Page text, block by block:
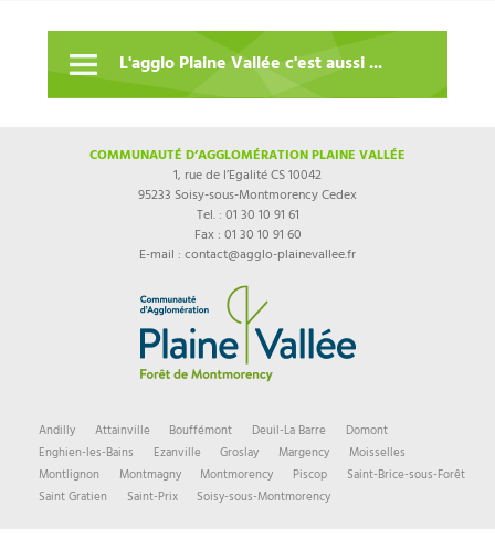
L'agglo Plaine Vallée c'est aussi ...
COMMUNAUTÉ D’AGGLOMÉRATION PLAINE VALLÉE
1, rue de l’Egalité CS 10042
95233 Soisy-sous-Montmorency Cedex
Tel. : 01 30 10 91 61
Fax : 01 30 10 91 60
E-mail : contact@agglo-plainevallee.fr
Andilly Attainville Bouffémont Deuil-La Barre
Domont
Enghien-les-Bains
Ezanville Groslay Margency
Moisselles
Montlignon
Montmagny Montmorency Piscop
Saint-Brice-sous-Forêt
Saint Gratien
Saint-Prix Soisy-sous-Montmorency